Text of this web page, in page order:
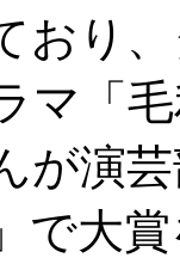
おり
マ「
が演
で大